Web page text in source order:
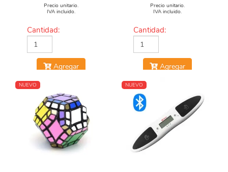
Precio unitario.
IVA incluido.
Cantidad:
Agregar
Precio unitario.
IVA incluido.
Cantidad:
Agregar
NUEVO NUEVO